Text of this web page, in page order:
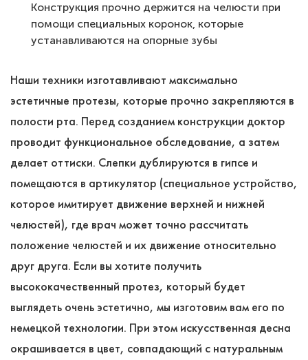
Конструкция прочно держится на челюсти при
помощи специальных коронок, которые
устанавливаются на опорные зубы
Наши техники изготавливают максимально
эстетичные протезы, которые прочно закрепляются в
полости рта. Перед созданием конструкции доктор
проводит функциональное обследование, а затем
делает оттиски. Слепки дублируются в гипсе и
помещаются в артикулятор (специальное устройство,
которое имитирует движение верхней и нижней
челюстей), где врач может точно рассчитать
положение челюстей и их движение относительно
друг друга. Если вы хотите получить
высококачественный протез, который будет
выглядеть очень эстетично, мы изготовим вам его по
немецкой технологии. При этом искусственная десна
окрашивается в цвет, совпадающий с натуральным